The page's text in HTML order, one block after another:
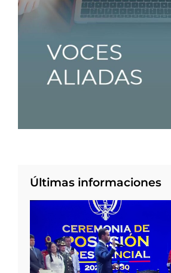
Últimas informaciones